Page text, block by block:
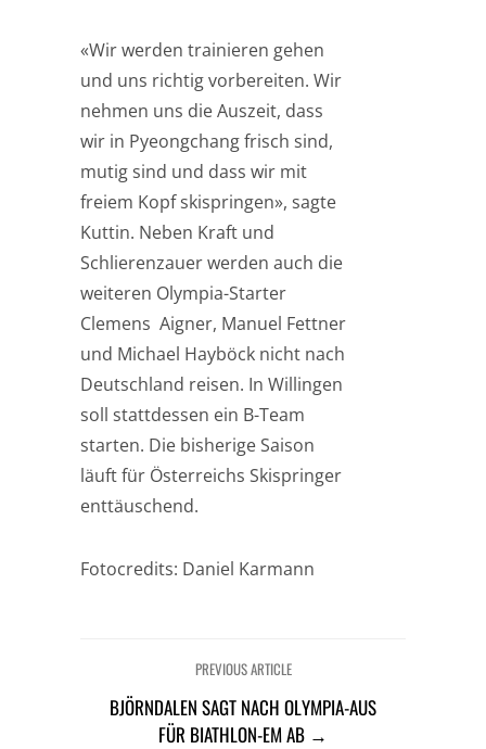
«Wir werden trainieren gehen
und uns richtig vorbereiten. Wir
nehmen uns die Auszeit, dass
wir in Pyeongchang frisch sind,
mutig sind und dass wir mit
freiem Kopf skispringen», sagte
Kuttin. Neben Kraft und
Schlierenzauer werden auch die
weiteren Olympia-Starter
Clemens Aigner, Manuel Fettner
und Michael Hayböck nicht nach
Deutschland reisen. In Willingen
soll stattdessen ein B-Team
starten. Die bisherige Saison
läuft für Österreichs Skispringer
enttäuschend.
Fotocredits: Daniel Karmann
PREVIOUS ARTICLE
BJÖRNDALEN SAGT NACH OLYMPIA-AUS
FÜR BIATHLON-EM AB →